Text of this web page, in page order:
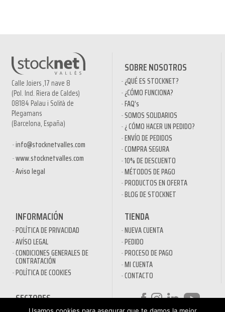
Calle Joiers ,17 nave 8
(Pol. Ind. Riera de Caldes)
08184 Palau i Solità de
Plegamans
(Barcelona, España)
info@stocknetvalles.com
www.stocknetvalles.com
Aviso legal
SOBRE NOSOTROS
¿QUÉ ES STOCKNET?
¿CÓMO FUNCIONA?
FAQ’s
SOMOS SOLIDARIOS
¿ CÓMO HACER UN PEDIDO?
ENVÍO DE PEDIDOS
COMPRA SEGURA
10% DE DESCUENTO
MÉTODOS DE PAGO
PRODUCTOS EN OFERTA
BLOG DE STOCKNET
INFORMACIÓN
POLÍTICA DE PRIVACIDAD
AVÍSO LEGAL
CONDICIONES GENERALES DE
CONTRATACIÓN
POLÍTICA DE COOKIES
TIENDA
NUEVA CUENTA
PEDIDO
PROCESO DE PAGO
MI CUENTA
CONTACTO
SECTORES